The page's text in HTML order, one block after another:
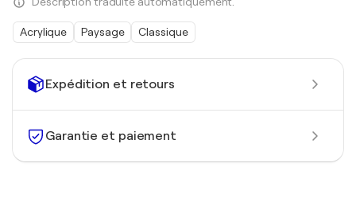
Expédition et retours
Garantie et paiement
Acrylique Paysage Classique